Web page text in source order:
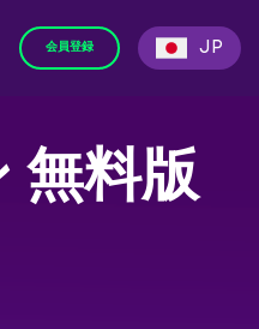
会員登録 JP
無料版